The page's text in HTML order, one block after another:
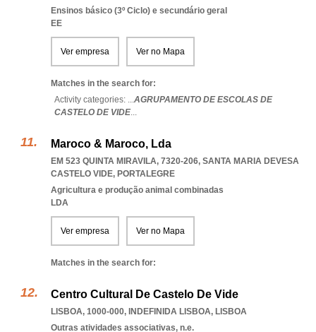
Ensinos básico (3º Ciclo) e secundário geral
EE
Ver empresa Ver no Mapa
Matches in the search for:
Activity categories: ...AGRUPAMENTO DE ESCOLAS DE
CASTELO DE VIDE...
Maroco & Maroco, Lda
EM 523 QUINTA MIRAVILA, 7320-206, SANTA MARIA DEVESA
CASTELO VIDE, PORTALEGRE
Agricultura e produção animal combinadas
LDA
Ver empresa Ver no Mapa
Matches in the search for:
Centro Cultural De Castelo De Vide
LISBOA, 1000-000, INDEFINIDA LISBOA, LISBOA
Outras atividades associativas, n.e.